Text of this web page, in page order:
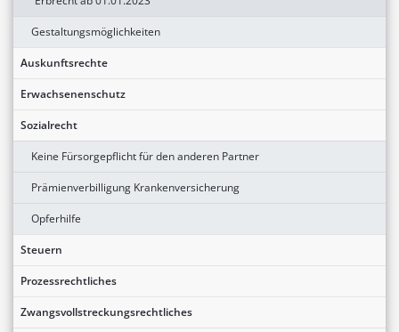
Gestaltungsmöglichkeiten
Auskunftsrechte
Erwachsenenschutz
Sozialrecht
Keine Fürsorgepflicht für den anderen Partner
Prämienverbilligung Krankenversicherung
Opferhilfe
Steuern
Prozessrechtliches
Zwangsvollstreckungsrechtliches